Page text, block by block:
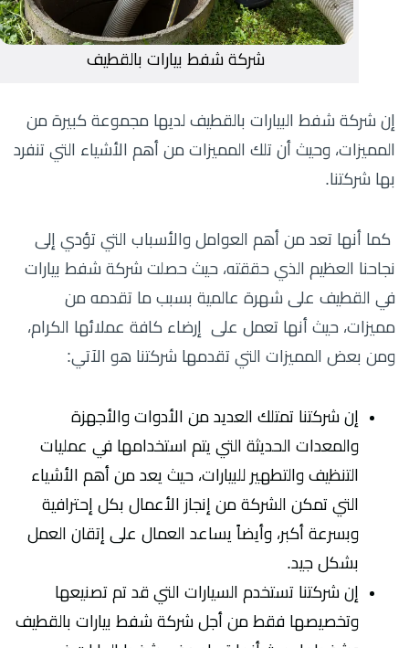
شركة شفط بيارات بالقطيف
إن شركة شفط البيارات بالقطيف لديها مجموعة كبيرة من
المميزات، وحيث أن تلك المميزات من أهم الأشياء التي تنفرد
بها شركتنا.
كما أنها تعد من أهم العوامل والأسباب التي تؤدي إلى
نجاحنا العظيم الذي حققته، حيث حصلت شركة شفط بيارات
في القطيف على شهرة عالمية بسبب ما تقدمه من
مميزات، حيث أنها تعمل على إرضاء كافة عملائها الكرام،
ومن بعض المميزات التي تقدمها شركتنا هو الآتي:
إن شركتنا تمتلك العديد من الأدوات والأجهزة
والمعدات الحديثة التي يتم استخدامها في عمليات
التنظيف والتطهير للبيارات، حيث يعد من أهم الأشياء
التي تمكن الشركة من إنجاز الأعمال بكل إحترافية
وبسرعة أكبر، وأيضاً يساعد العمال على إتقان العمل
بشكل جيد.
إن شركتنا تستخدم السيارات التي قد تم تصنيعها
وتخصيصها فقط من أجل شركة شفط بيارات بالقطيف